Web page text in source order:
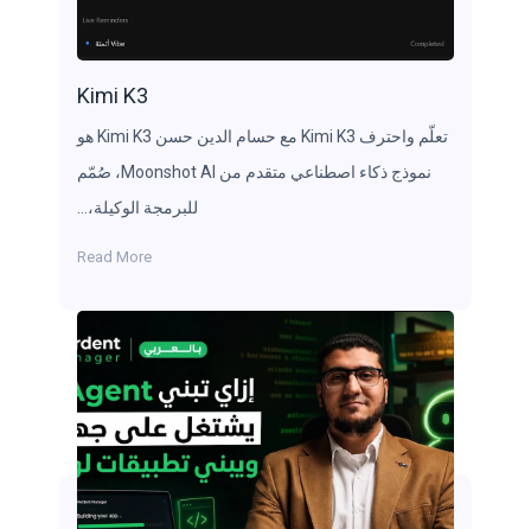
Kimi K3
تعلّم واحترف Kimi K3 مع حسام الدين حسن Kimi K3 هو
نموذج ذكاء اصطناعي متقدم من Moonshot AI، صُمّم
للبرمجة الوكيلة،…
Read More